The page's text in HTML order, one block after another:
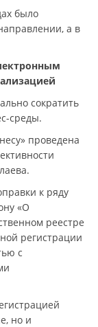
было
а в
сократить
среды.
проведена
к ряду
«О
реестре
регистрации
с
но и